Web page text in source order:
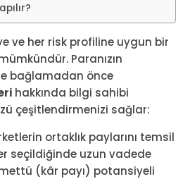
ve her risk profiline uygun bir
Paranızın
bağlamadan önce
hakkında bilgi sahibi
çeşitlendirmenizi sağlar:
ortaklık paylarını temsil
seçildiğinde uzun vadede
(kâr payı) potansiyeli